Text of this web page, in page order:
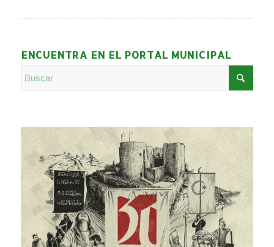
ENCUENTRA EN EL PORTAL MUNICIPAL